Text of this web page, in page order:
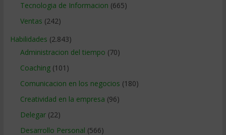
Tecnologia de Informacion (665)
Ventas (242)
Habilidades (2.843)
Administracion del tiempo (70)
Coaching(101)
Comunicacion en los negocios (180)
Creatividad en la empresa (96)
Delegar(22)
Desarrollo Personal (566)